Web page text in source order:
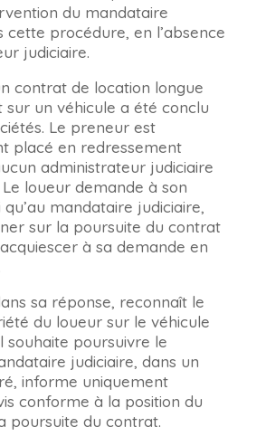
du mandataire
cette procédure, en l’absence
judiciaire.
contrat de location longue
un véhicule a été conclu
Le preneur est
placé en redressement
administrateur judiciaire
Le loueur demande à son
mandataire judiciaire,
sur la poursuite du contrat
à sa demande en
sa réponse, reconnaît le
du loueur sur le véhicule
souhaite poursuivre le
judiciaire, dans un
informe uniquement
conforme à la position du
poursuite du contrat.